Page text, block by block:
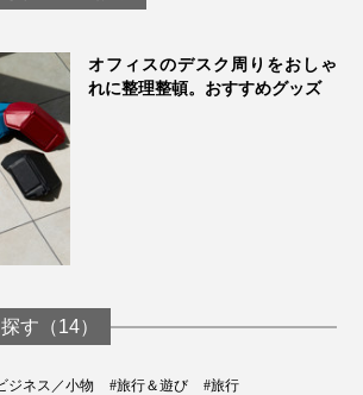
チにはなかった、仕事効率までデザ
ナーになるはずです。
い電源アダプターも、マウスも、余
自立するのがいいですね。カフェとか
も、サッと出して立たせれば、すぐ仕
全部入れても、3cmの薄さに収まる
入れてもジャマにならない」
オフィスのデスク周りをおしゃ
れに整理整頓。おすすめグッズ
す（14）
ジネス／小物 #旅行＆遊び
#旅行